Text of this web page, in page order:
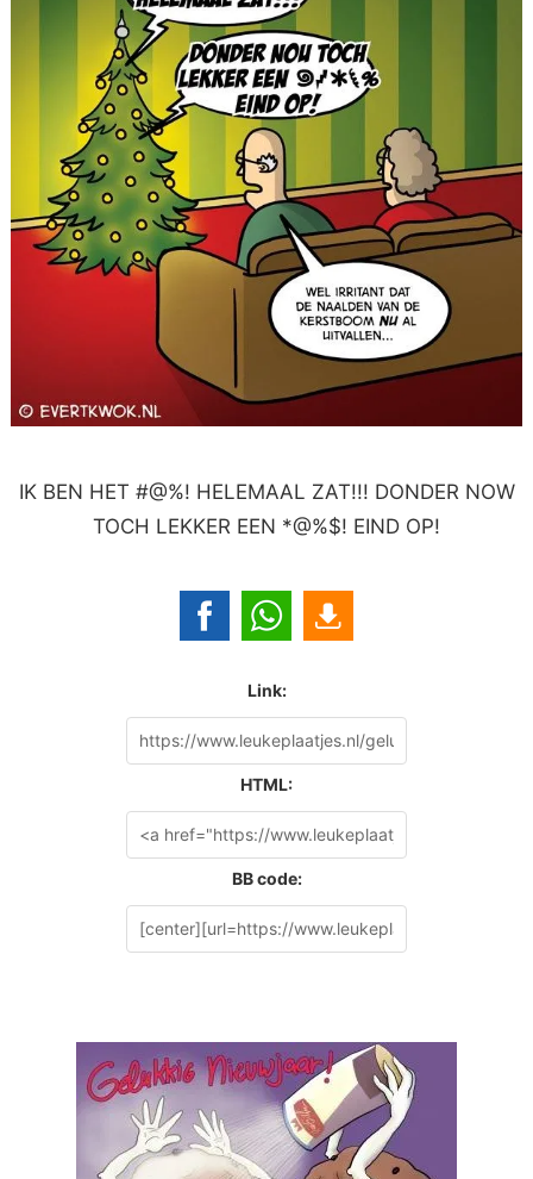
IK BEN HET #@%! HELEMAAL ZAT!!! DONDER NOW
TOCH LEKKER EEN *@%$! EIND OP!
Link:
HTML:
BB code: